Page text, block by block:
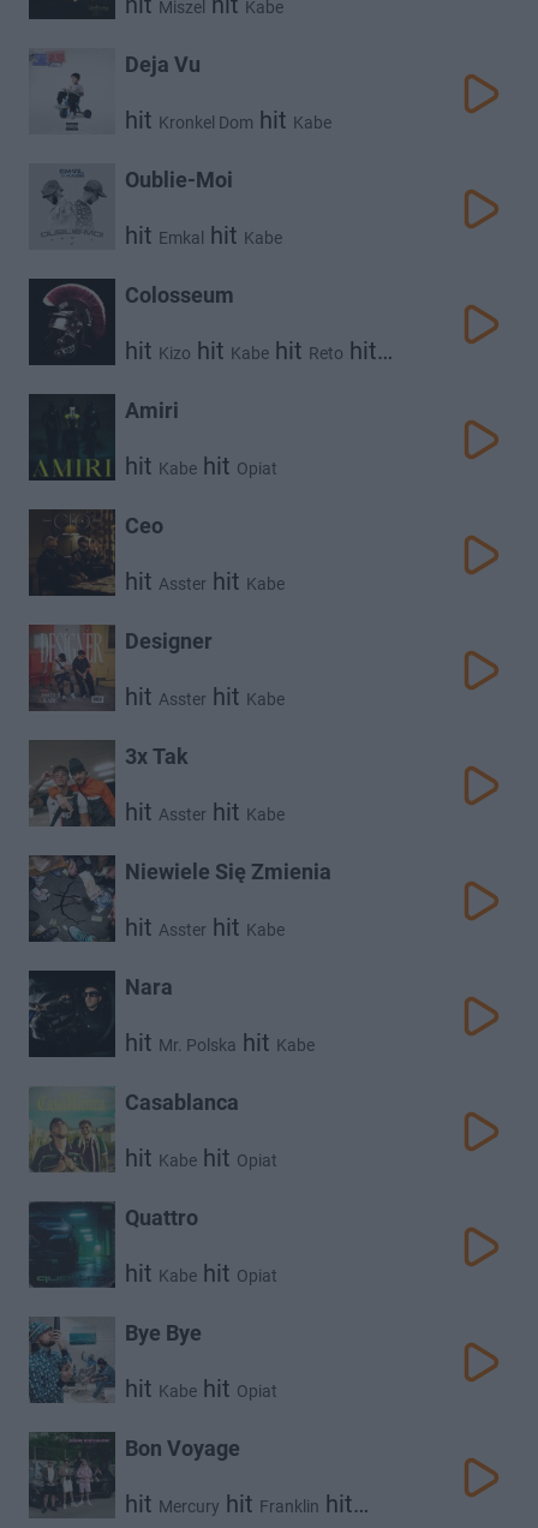
Miszel Kabe
Deja Vu
hit Kronkel Dom hit Kabe
Oublie-Moi
hit Emkal hit Kabe
Colosseum
hit Kizo hit Kabe hit Reto hit
Amiri
hit Kabe hit Opiat
Ceo
hit Asster hit Kabe
Designer
hit Asster hit Kabe
3x Tak
hit Asster hit Kabe
Niewiele Się Zmienia
hit Asster hit Kabe
Nara
hit Mr. Polska hit Kabe
Casablanca
hit Kabe hit Opiat
Quattro
hit Kabe hit Opiat
Bye Bye
hit Kabe hit Opiat
Bon Voyage
hit Mercury hit Franklin hit